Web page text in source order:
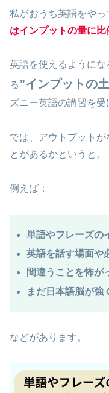
私がおうち英語をやっ
はインプットの量に比
英語を使えるように
る”インプットの
ズニー英語の講習を受
では、アウトプット
とがあるかというと。
例えば：
単語やフレーズの
英語を話す場面や
間違うことを怖が
まだ日本語脳が強
などがあります。